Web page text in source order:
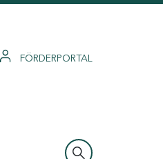
FÖRDERPORTAL